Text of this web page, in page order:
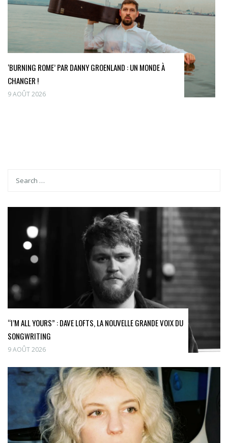
‘BURNING ROME’ PAR DANNY GROENLAND : UN MONDE À
CHANGER !
9 AOÛT 2026
“I’M ALL YOURS” : DAVE LOFTS, LA NOUVELLE GRANDE VOIX DU
SONGWRITING
9 AOÛT 2026